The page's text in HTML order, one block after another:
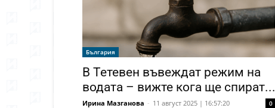
България
В Тетевен въвеждат режим на
водата – вижте кога ще спират...
Ирина Мазганова - 11 август 2025 | 16:57:20 0